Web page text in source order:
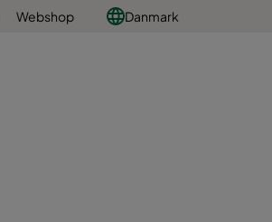
Webshop Danmark